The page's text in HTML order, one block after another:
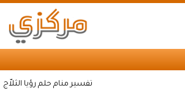
تفسير منام حلم رؤيا الثلاّج